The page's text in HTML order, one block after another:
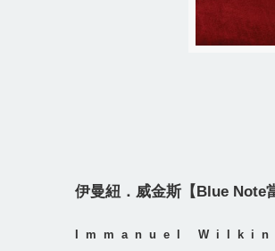
伊曼紐．威金斯【Blue Note
mmanuel